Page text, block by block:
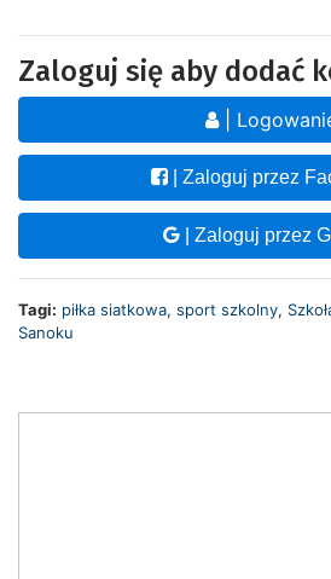
Zaloguj się aby dodać
|
| Zaloguj przez
| Zaloguj przez
Tagi: piłka siatkowa, sport szkolny,
Sanoku